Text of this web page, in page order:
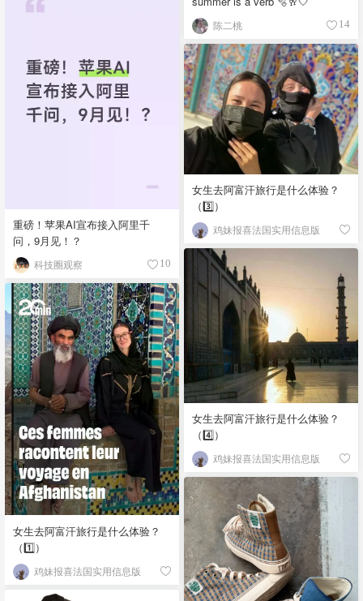
陈二桃 14
重磅！苹果AI宣布接入阿里千
问，9月见！？
科技圈观察 10
女生去阿富汗旅行是什么体验？
（3️⃣）
鸡妹报喜法国实用信息版
女生去阿富汗旅行是什么体验？
（4️⃣）
鸡妹报喜法国实用信息版
女生去阿富汗旅行是什么体验？
（1️⃣）
鸡妹报喜法国实用信息版